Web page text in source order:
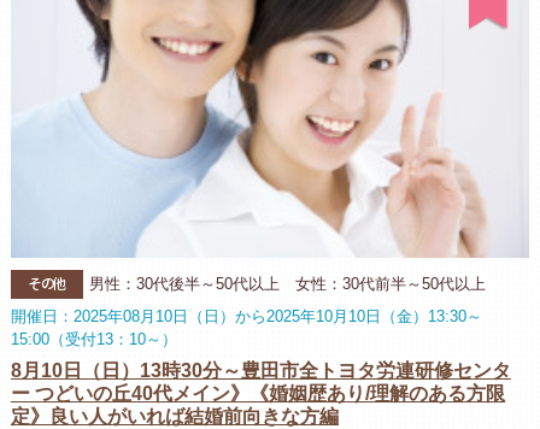
その他
男性：30代後半～50代以上 女性：30代前半～50代以上
開催日：2025年08月10日（日）から2025年10月10日（金）13:30～
15:00（受付13：10～）
8月10日（日）13時30分～豊田市全トヨタ労連研修センタ
ー つどいの丘40代メイン》《婚姻歴あり/理解のある方限
定》良い人がいれば結婚前向きな方編